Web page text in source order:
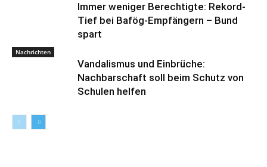
Immer weniger Berechtigte: Rekord-
Tief bei Bafög-Empfängern – Bund
spart
Nachrichten
Vandalismus und Einbrüche:
Nachbarschaft soll beim Schutz von
Schulen helfen